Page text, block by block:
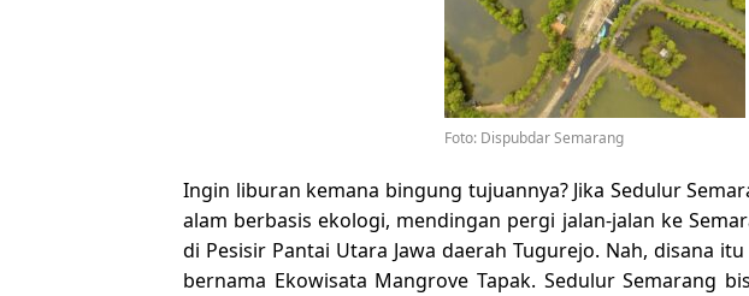
Foto: Dispubdar Semarang
Ingin liburan kemana bingung tujuannya? Jika Sedulur
alam berbasis ekologi, mendingan pergi jalan-jalan ke
di Pesisir Pantai Utara Jawa daerah Tugurejo. Nah, disana
bernama Ekowisata Mangrove Tapak. Sedulur Semarang